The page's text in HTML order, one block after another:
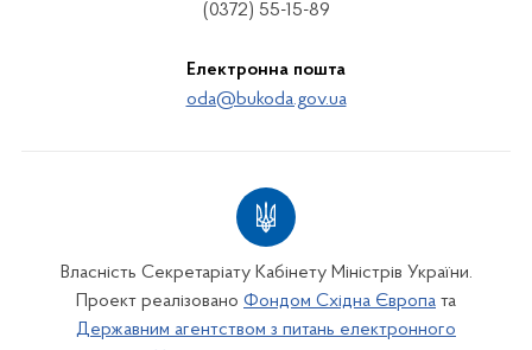
(0372) 55-15-89
Електронна пошта
oda@bukoda.gov.ua
Власність Секретаріату Кабінету Міністрів України.
Проект реалізовано Фондом Східна Європа та
Державним агентством з питань електронного